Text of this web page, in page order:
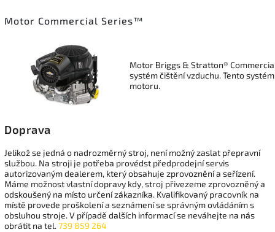
Motor Commercial Series™
Motor Briggs & Stratton®
systém čištění vzduchu. Tento
motoru.
Doprava
Jelikož se jedná o nadrozměrný stroj, není možný zaslat přepravní
službou. Na stroji je potřeba provédst předprodejní servis
autorizovaným dealerem, který obsahuje zprovoznění a seřízení.
Máme možnost vlastní dopravy kdy, stroj přivezeme zprovozněný a
odskoušený na místo určení zákazníka. Kvalifikovaný pracovník na
místě provede proškolení a seznámení se správným ovládáním s
obsluhou stroje. V případě dalších informací se neváhejte na nás
obrátit na tel.739 859 264